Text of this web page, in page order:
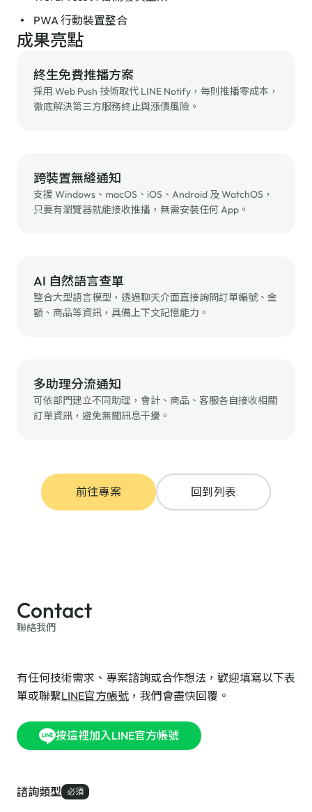
PWA 行動裝置整合
成果亮點
終生免費推播方案
採用 Web Push 技術取代 LINE Notify，每則推播零成本，
徹底解決第三方服務終止與漲價風險。
跨裝置無縫通知
支援 Windows、macOS、iOS、Android 及 WatchOS，
只要有瀏覽器就能接收推播，無需安裝任何 App。
AI 自然語言查單
整合大型語言模型，透過聊天介面直接詢問訂單編號、金
額、商品等資訊，具備上下文記憶能力。
多助理分流通知
可依部門建立不同助理，會計、商品、客服各自接收相關
訂單資訊，避免無關訊息干擾。
前往專案 回到列表
Contact
聯絡我們
有任何技術需求、專案諮詢或合作想法，歡迎填寫以下表
單或聯繫LINE官方帳號 ，我們會盡快回覆。
按這裡加入LINE官方帳號
諮詢類型 必須